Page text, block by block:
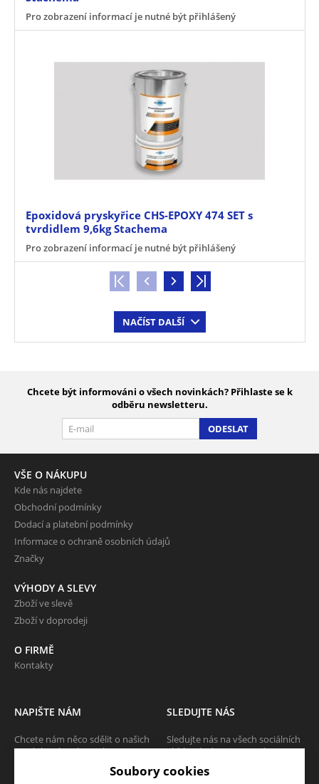
Pro zobrazení informací je nutné být přihlášený
Epoxidová pryskyřice CHS-EPOXY 474 SET s
tvrdidlem 9,6kg Stachema
Pro zobrazení informací je nutné být přihlášený
NAČÍST DALŠÍ
Chcete být informováni o všech novinkách? Přihlaste se k
odběru newsletteru.
ODESLAT
VŠE O NÁKUPU
Kde nás najdete
Obchodní podmínky
Dodací a platební podmínky
Informace o ochraně osobních údajů
Značky
VÝHODY A SLEVY
Zboží ve slevě
Zboží v doprodeji
O FIRMĚ
Kontakty
NAPIŠTE NÁM
Chcete nám něco sdělit o našich
produktech nebo e-shopu?
SLEDUJTE NÁS
Sledujte nás na všech sociálních
sítích, ať Vám nic neunikne!
Soubory cookies